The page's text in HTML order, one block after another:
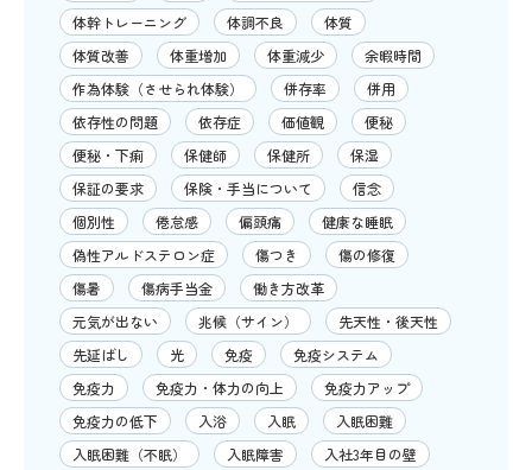
体幹トレーニング
体調不良
体質
体質改善
体重増加 体重減少
余暇時間
作為体験（させられ体験）
併存率
併用
依存性の問題
依存症 価値観
便秘
便秘・下痢
保健師 保健所
保湿
保証の要求
保険・手当について
信念
個別性
倦怠感 偏頭痛
健康な睡眠
偽性アルドステロン症
傷つき
傷の修復
傷暑
傷病手当金
働き方改革
元気が出ない
兆候（サイン）
先天性・後天性
先延ばし
光 免疫
免疫システム
免疫力
免疫力・体力の向上
免疫力アップ
免疫力の低下
入浴 入眠
入眠困難
入眠困難（不眠）
入眠障害
入社3年目の壁